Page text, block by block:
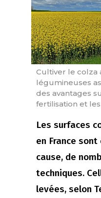
Cultiver le colza
légumineuses
des avantages
fertilisation et
Les surfaces
en France
cause, de
techniques.
levées, selon